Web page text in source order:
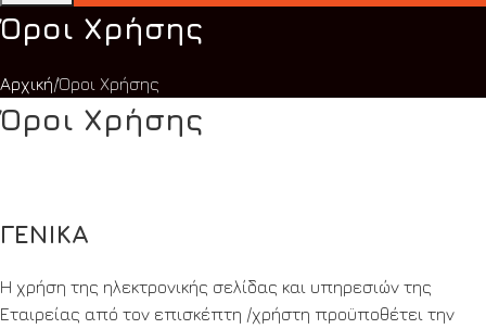
Όροι Χρήσης
Αρχική Όροι Χρήσης
Όροι Χρήσης
ΓΕΝΙΚΑ
Η χρήση της ηλεκτρονικής σελίδας και υπηρεσιών της
Εταιρείας από τον επισκέπτη /χρήστη προϋποθέτει την